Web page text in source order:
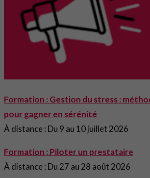
Formation : Gestion du stress :
pour gagner en sérénité
À distance : Du 9 au 10 juillet 2026
Formation : Piloter un prestataire
À distance : Du 27 au 28 août 2026